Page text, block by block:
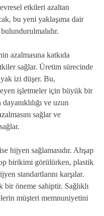
etkileri azaltan
bu yeni yaklaşıma dair
azalmasına katkıda
sağlar. Üretim sürecinde
izi düşer. Bu,
işletmeler için büyük bir
ve uzun
sağlar ve
hijyen sağlamasıdır. Ahşap
birikimi görülürken, plastik
standartlarını karşılar.
öneme sahiptir. Sağlıklı
müşteri memnuniyetini